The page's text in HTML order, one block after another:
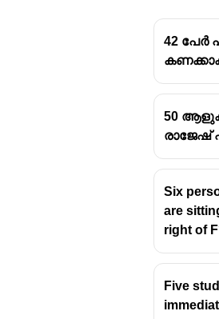
42 പേർ
50
രാജേഷ്
Six
are
right of
Five